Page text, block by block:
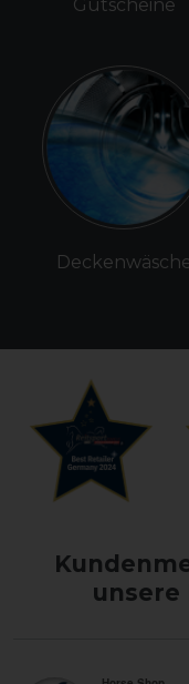
Gutscheine
unsere